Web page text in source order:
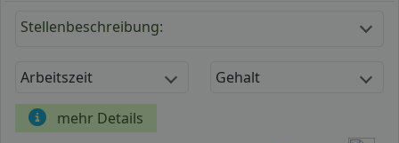
Stellenbeschreibung:
Arbeitszeit Gehalt
mehr Details